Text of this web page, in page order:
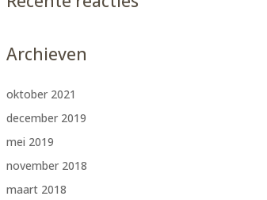
Archieven
oktober 2021
december 2019
mei 2019
november 2018
maart 2018